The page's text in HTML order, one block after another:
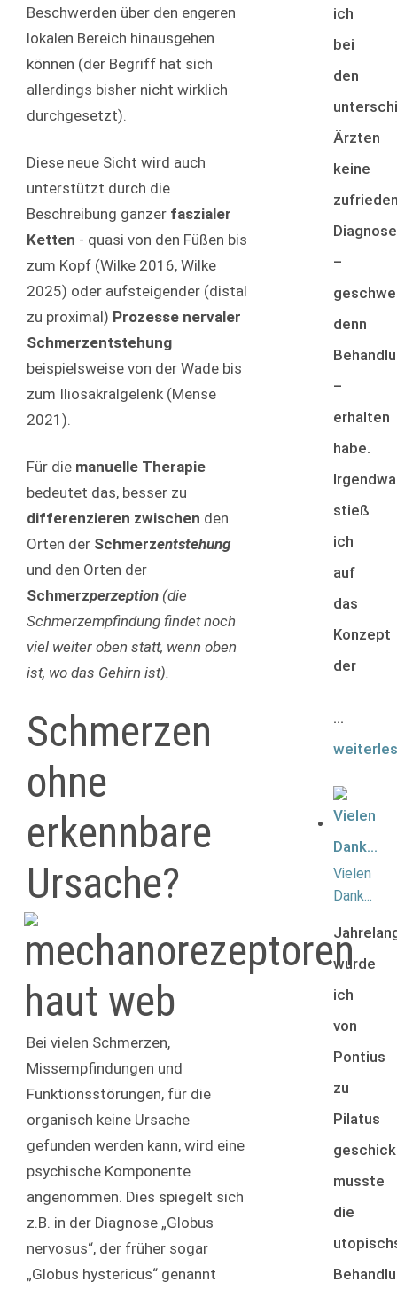
ich
bei
den
Ärzten
keine
Diagnose
–
denn
–
erhalten
habe.
stieß
ich
auf
das
Konzept
der
...
Vielen
Dank...
wurde
ich
von
Pontius
zu
Pilatus
musste
die
Beschwerden über den engeren
lokalen Bereich hinausgehen
können (der Begriff hat sich
allerdings bisher nicht wirklich
durchgesetzt).
Diese neue Sicht wird auch
unterstützt durch die
Beschreibung ganzer faszialer
Ketten - quasi von den Füßen bis
zum Kopf (Wilke 2016, Wilke
2025) oder aufsteigender (distal
zu proximal) Prozesse nervaler
Schmerzentstehung
beispielsweise von der Wade bis
zum Iliosakralgelenk (Mense
2021).
Für die manuelle Therapie
bedeutet das, besser zu
differenzieren zwischen den
Orten der Schmerzentstehung
und den Orten der
Schmerzperzeption (die
Schmerzempfindung findet noch
viel weiter oben statt, wenn oben
ist, wo das Gehirn ist).
Schmerzen
ohne
erkennbare
Ursache?
Bei vielen Schmerzen,
Missempfindungen und
Funktionsstörungen, für die
organisch keine Ursache
gefunden werden kann, wird eine
psychische Komponente
angenommen. Dies spiegelt sich
z.B. in der Diagnose „Globus
nervosus“, der früher sogar
„Globus hystericus“ genannt